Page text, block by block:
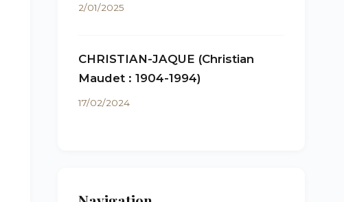
2/01/2025
CHRISTIAN-JAQUE (Christian
Maudet : 1904-1994)
17/02/2024